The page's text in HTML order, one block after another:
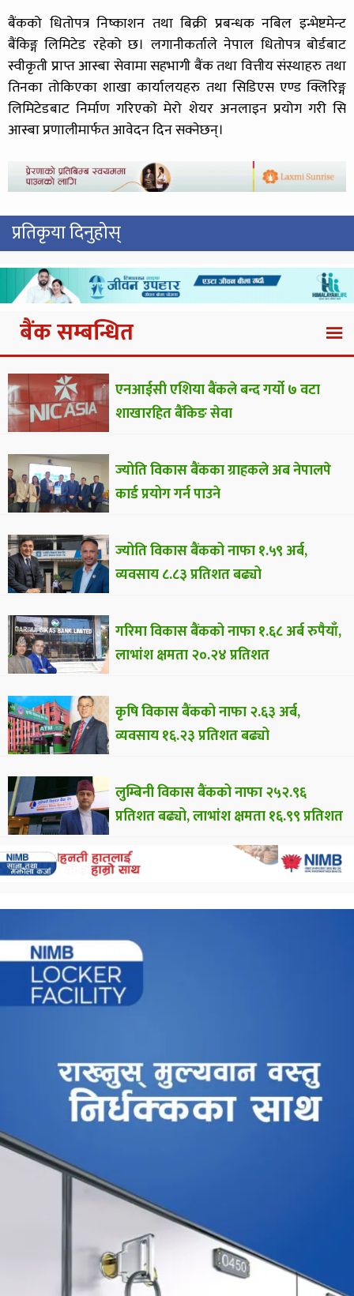
बैंकको धितोपत्र निष्काशन तथा बिक्री प्रबन्धक नबिल इन्भेष्टमेन्ट
बैंकिङ्ग लिमिटेड रहेको छ। लगानीकर्ताले नेपाल धितोपत्र बोर्डबाट
स्वीकृती प्राप्त आस्बा सेवामा सहभागी बैंक तथा वित्तीय संस्थाहरु तथा
तिनका तोकिएका शाखा कार्यालयहरु तथा सिडिएस एण्ड क्लिरिङ्ग
लिमिटेडबाट निर्माण गरिएको मेरो शेयर अनलाइन प्रयोग गरी सि
आस्बा प्रणालीमार्फत आवेदन दिन सक्नेछन्।
प्रतिकृया दिनुहोस्
बैंक सम्बन्धित
एनआईसी एशिया बैंकले बन्द गर्यो ७ वटा
शाखारहित बैंकिङ सेवा
ज्योति विकास बैंकका ग्राहकले अब नेपालपे
कार्ड प्रयोग गर्न पाउने
ज्योति विकास बैंकको नाफा १.५९ अर्ब,
व्यवसाय ८.८३ प्रतिशत बढ्यो
गरिमा विकास बैंकको नाफा १.६८ अर्ब रुपैयाँ,
लाभांश क्षमता २०.२४ प्रतिशत
कृषि विकास बैंकको नाफा २.६३ अर्ब,
व्यवसाय १६.२३ प्रतिशत बढ्यो
लुम्बिनी विकास बैंकको नाफा २५२.९६
प्रतिशत बढ्यो, लाभांश क्षमता १६.९९ प्रतिशत